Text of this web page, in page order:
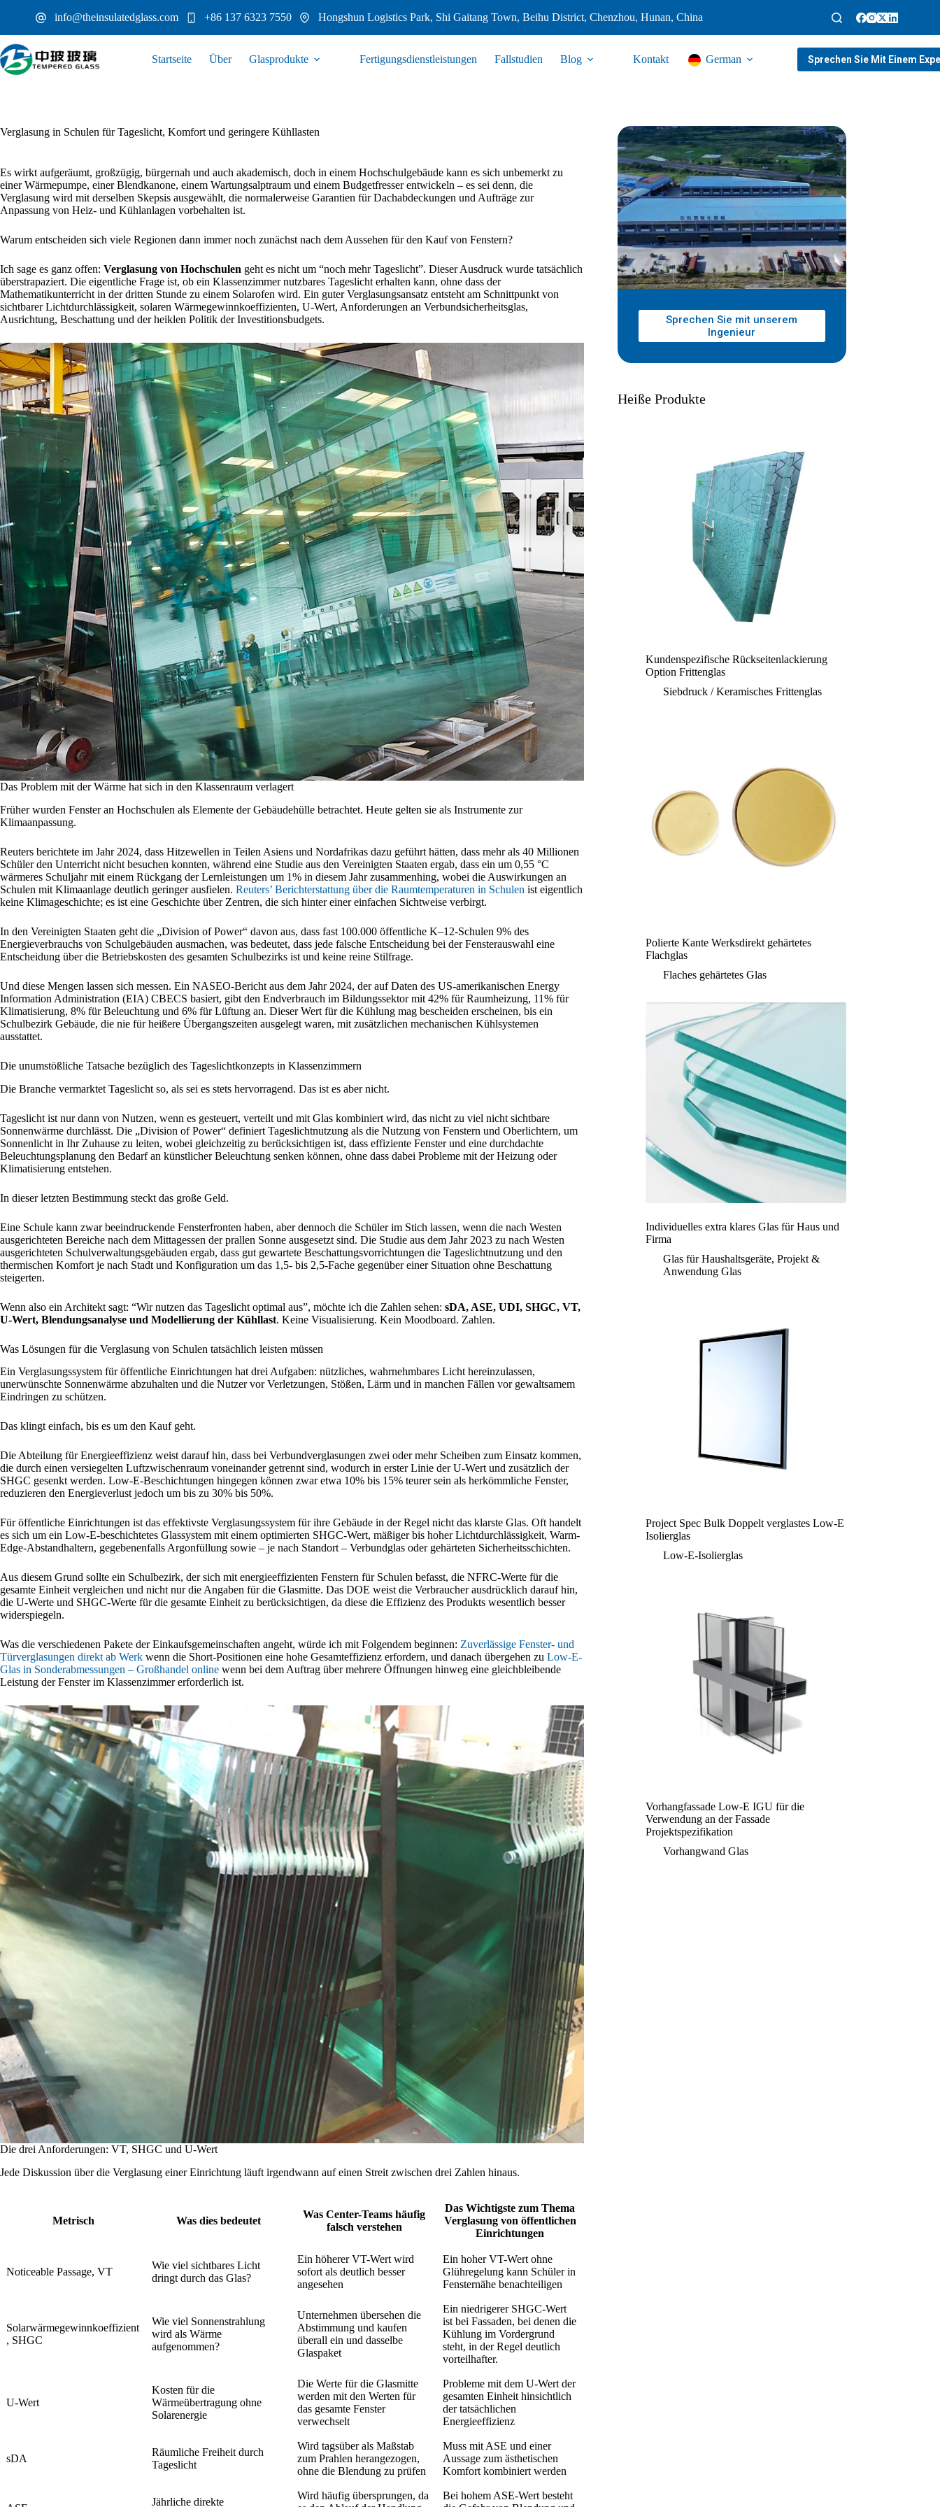
info@theinsulatedglass.com +86 137 6323 7550 Hongshun Logistics Park, Shi Gaitang Town, Beihu District, Chenzhou, Hunan, China
Startseite Über Glasprodukte Fertigungsdienstleistungen Fallstudien Blog Kontakt German Sprechen Sie Mit Einem
Verglasung in Schulen für Tageslicht, Komfort und geringere Kühllasten
Es wirkt aufgeräumt, großzügig, bürgernah und auch akademisch, doch in einem Hochschulgebäude kann es sich unbemerkt zu
einer Wärmepumpe, einer Blendkanone, einem Wartungsalptraum und einem Budgetfresser entwickeln – es sei denn, die
Verglasung wird mit derselben Skepsis ausgewählt, die normalerweise Garantien für Dachabdeckungen und Aufträge zur
Anpassung von Heiz- und Kühlanlagen vorbehalten ist.
Warum entscheiden sich viele Regionen dann immer noch zunächst nach dem Aussehen für den Kauf von Fenstern?
Ich sage es ganz offen: Verglasung von Hochschulen geht es nicht um “noch mehr Tageslicht”. Dieser Ausdruck wurde tatsächlich
überstrapaziert. Die eigentliche Frage ist, ob ein Klassenzimmer nutzbares Tageslicht erhalten kann, ohne dass der
Mathematikunterricht in der dritten Stunde zu einem Solarofen wird. Ein guter Verglasungsansatz entsteht am Schnittpunkt von
sichtbarer Lichtdurchlässigkeit, solaren Wärmegewinnkoeffizienten, U-Wert, Anforderungen an Verbundsicherheitsglas,
Ausrichtung, Beschattung und der heiklen Politik der Investitionsbudgets.
Das Problem mit der Wärme hat sich in den Klassenraum verlagert
Früher wurden Fenster an Hochschulen als Elemente der Gebäudehülle betrachtet. Heute gelten sie als Instrumente zur
Klimaanpassung.
Reuters berichtete im Jahr 2024, dass Hitzewellen in Teilen Asiens und Nordafrikas dazu geführt hätten, dass mehr als 40 Millionen
Schüler den Unterricht nicht besuchen konnten, während eine Studie aus den Vereinigten Staaten ergab, dass ein um 0,55 °C
wärmeres Schuljahr mit einem Rückgang der Lernleistungen um 1% in diesem Jahr zusammenhing, wobei die Auswirkungen an
Schulen mit Klimaanlage deutlich geringer ausfielen. Reuters’ Berichterstattung über die Raumtemperaturen in Schulen ist eigentlich
keine Klimageschichte; es ist eine Geschichte über Zentren, die sich hinter einer einfachen Sichtweise verbirgt.
In den Vereinigten Staaten geht die „Division of Power“ davon aus, dass fast 100.000 öffentliche K–12-Schulen 9% des
Energieverbrauchs von Schulgebäuden ausmachen, was bedeutet, dass jede falsche Entscheidung bei der Fensterauswahl eine
Entscheidung über die Betriebskosten des gesamten Schulbezirks ist und keine reine Stilfrage.
Und diese Mengen lassen sich messen. Ein NASEO-Bericht aus dem Jahr 2024, der auf Daten des US-amerikanischen Energy
Information Administration (EIA) CBECS basiert, gibt den Endverbrauch im Bildungssektor mit 42% für Raumheizung, 11% für
Klimatisierung, 8% für Beleuchtung und 6% für Lüftung an. Dieser Wert für die Kühlung mag bescheiden erscheinen, bis ein
Schulbezirk Gebäude, die nie für heißere Übergangszeiten ausgelegt waren, mit zusätzlichen mechanischen Kühlsystemen
ausstattet.
Die unumstößliche Tatsache bezüglich des Tageslichtkonzepts in Klassenzimmern
Die Branche vermarktet Tageslicht so, als sei es stets hervorragend. Das ist es aber nicht.
Tageslicht ist nur dann von Nutzen, wenn es gesteuert, verteilt und mit Glas kombiniert wird, das nicht zu viel nicht sichtbare
Sonnenwärme durchlässt. Die „Division of Power“ definiert Tageslichtnutzung als die Nutzung von Fenstern und Oberlichtern, um
Sonnenlicht in Ihr Zuhause zu leiten, wobei gleichzeitig zu berücksichtigen ist, dass effiziente Fenster und eine durchdachte
Beleuchtungsplanung den Bedarf an künstlicher Beleuchtung senken können, ohne dass dabei Probleme mit der Heizung oder
Klimatisierung entstehen.
In dieser letzten Bestimmung steckt das große Geld.
Eine Schule kann zwar beeindruckende Fensterfronten haben, aber dennoch die Schüler im Stich lassen, wenn die nach Westen
ausgerichteten Bereiche nach dem Mittagessen der prallen Sonne ausgesetzt sind. Die Studie aus dem Jahr 2023 zu nach Westen
ausgerichteten Schulverwaltungsgebäuden ergab, dass gut gewartete Beschattungsvorrichtungen die Tageslichtnutzung und den
thermischen Komfort je nach Stadt und Konfiguration um das 1,5- bis 2,5-Fache gegenüber einer Situation ohne Beschattung
steigerten.
Wenn also ein Architekt sagt: “Wir nutzen das Tageslicht optimal aus”, möchte ich die Zahlen sehen: sDA, ASE, UDI, SHGC, VT,
U-Wert, Blendungsanalyse und Modellierung der Kühllast. Keine Visualisierung. Kein Moodboard. Zahlen.
Was Lösungen für die Verglasung von Schulen tatsächlich leisten müssen
Ein Verglasungssystem für öffentliche Einrichtungen hat drei Aufgaben: nützliches, wahrnehmbares Licht hereinzulassen,
unerwünschte Sonnenwärme abzuhalten und die Nutzer vor Verletzungen, Stößen, Lärm und in manchen Fällen vor gewaltsamem
Eindringen zu schützen.
Das klingt einfach, bis es um den Kauf geht.
Die Abteilung für Energieeffizienz weist darauf hin, dass bei Verbundverglasungen zwei oder mehr Scheiben zum Einsatz kommen,
die durch einen versiegelten Luftzwischenraum voneinander getrennt sind, wodurch in erster Linie der U-Wert und zusätzlich der
SHGC gesenkt werden. Low-E-Beschichtungen hingegen können zwar etwa 10% bis 15% teurer sein als herkömmliche Fenster,
reduzieren den Energieverlust jedoch um bis zu 30% bis 50%.
Für öffentliche Einrichtungen ist das effektivste Verglasungssystem für ihre Gebäude in der Regel nicht das klarste Glas. Oft handelt
es sich um ein Low-E-beschichtetes Glassystem mit einem optimierten SHGC-Wert, mäßiger bis hoher Lichtdurchlässigkeit, Warm-
Edge-Abstandhaltern, gegebenenfalls Argonfüllung sowie – je nach Standort – Verbundglas oder gehärteten Sicherheitsschichten.
Aus diesem Grund sollte ein Schulbezirk, der sich mit energieeffizienten Fenstern für Schulen befasst, die NFRC-Werte für die
gesamte Einheit vergleichen und nicht nur die Angaben für die Glasmitte. Das DOE weist die Verbraucher ausdrücklich darauf hin,
die U-Werte und SHGC-Werte für die gesamte Einheit zu berücksichtigen, da diese die Effizienz des Produkts wesentlich besser
widerspiegeln.
Was die verschiedenen Pakete der Einkaufsgemeinschaften angeht, würde ich mit Folgendem beginnen: Zuverlässige Fenster- und
Türverglasungen direkt ab Werk wenn die Short-Positionen eine hohe Gesamteffizienz erfordern, und danach übergehen zu Low-E-
Glas in Sonderabmessungen – Großhandel online wenn bei dem Auftrag über mehrere Öffnungen hinweg eine gleichbleibende
Leistung der Fenster im Klassenzimmer erforderlich ist.
Die drei Anforderungen: VT, SHGC und U-Wert
Jede Diskussion über die Verglasung einer Einrichtung läuft irgendwann auf einen Streit zwischen drei Zahlen hinaus.
Metrisch Was dies bedeutet
Was Center-Teams häufig
falsch verstehen
Das Wichtigste zum Thema
Verglasung von öffentlichen
Einrichtungen
Noticeable Passage, VT
Wie viel sichtbares Licht
dringt durch das Glas?
Ein höherer VT-Wert wird
sofort als deutlich besser
angesehen
Ein hoher VT-Wert ohne
Glühregelung kann Schüler in
Fensternähe benachteiligen
Solarwärmegewinnkoeffizient
, SHGC
Wie viel Sonnenstrahlung
wird als Wärme
aufgenommen?
Unternehmen übersehen die
Abstimmung und kaufen
überall ein und dasselbe
Glaspaket
Ein niedrigerer SHGC-Wert
ist bei Fassaden, bei denen die
Kühlung im Vordergrund
steht, in der Regel deutlich
vorteilhafter.
U-Wert
Kosten für die
Wärmeübertragung ohne
Solarenergie
Die Werte für die Glasmitte
werden mit den Werten für
das gesamte Fenster
verwechselt
Probleme mit dem U-Wert der
gesamten Einheit hinsichtlich
der tatsächlichen
Energieeffizienz
sDA
Räumliche Freiheit durch
Tageslicht
Wird tagsüber als Maßstab
zum Prahlen herangezogen,
ohne die Blendung zu prüfen
Muss mit ASE und einer
Aussage zum ästhetischen
Komfort kombiniert werden
Jährliche direkte
Wird häufig übersprungen, da
Bei hohem ASE-Wert besteht
Sprechen Sie mit unserem
Ingenieur
Heiße Produkte
Kundenspezifische Rückseitenlackierung
Option Frittenglas
Siebdruck / Keramisches Frittenglas
Polierte Kante Werksdirekt gehärtetes
Flachglas
Flaches gehärtetes Glas
Individuelles extra klares Glas für Haus und
Firma
Glas für Haushaltsgeräte,Projekt &
Anwendung Glas
Project Spec Bulk Doppelt verglastes Low-E
Isolierglas
Low-E-Isolierglas
Vorhangfassade Low-E IGU für die
Verwendung an der Fassade
Projektspezifikation
Vorhangwand Glas